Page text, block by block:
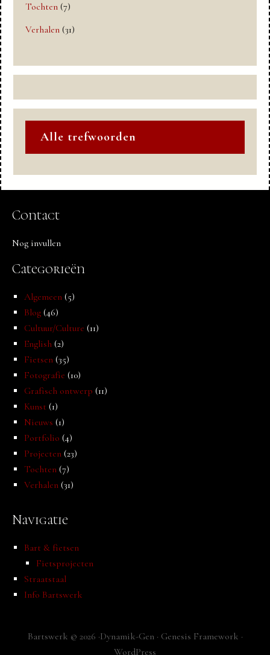
Tochten (7)
Verhalen (31)
Alle trefwoorden
Contact
Nog invullen
Categorieën
Algemeen (5)
Blog (46)
Cultuur/Culture (11)
English (2)
Fietsen (35)
Fotografie (10)
Grafisch ontwerp (11)
Kunst (1)
Nieuws (1)
Portfolio (4)
Projecten (23)
Tochten (7)
Verhalen (31)
Navigatie
Bart & fietsen
Fietsprojecten
Straatstaal
Info Bartswerk
Bartswerk © 2026 ·Dynamik-Gen· Genesis Framework ·
WordPress